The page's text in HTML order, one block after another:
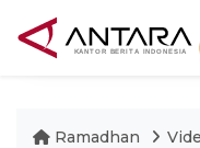
Ramadhan